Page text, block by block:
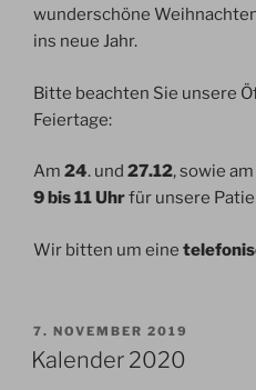
wunderschöne
ins neue Jahr.
Bitte beachten Sie unsere
Feiertage:
Am 24. und 27.12, sowie am
9 bis 11 Uhrfür unsere
Wir bitten um eine
VERÖFFENTLICHT
AM
7. NOVEMBER 2019
Kalender 2020